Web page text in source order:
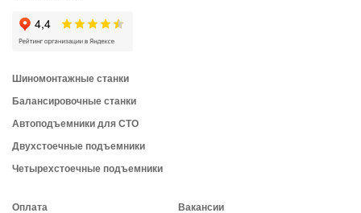
Шиномонтажные станки
Балансировочные станки
Автоподъемники для СТО
Двухстоечные подъемники
Четырехстоечные подъемники
Оплата Вакансии